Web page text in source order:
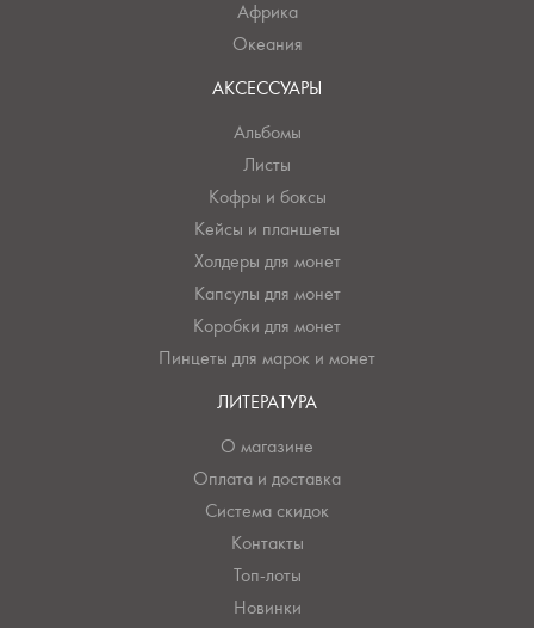
Африка
Океания
АКСЕССУАРЫ
Альбомы
Листы
Кофры и боксы
Кейсы и планшеты
Холдеры для монет
Капсулы для монет
Коробки для монет
Пинцеты для марок и монет
ЛИТЕРАТУРА
О магазине
Оплата и доставка
Система скидок
Контакты
Топ-лоты
Новинки